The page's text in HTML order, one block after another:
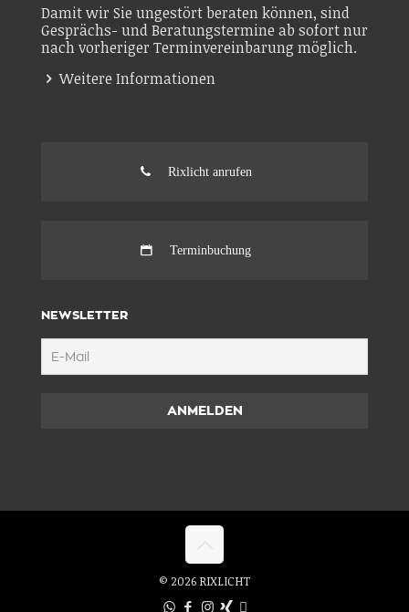
Damit wir Sie ungestört beraten können, sind
Gesprächs- und Beratungstermine ab sofort nur
nach vorheriger Terminvereinbarung möglich.
Weitere Informationen
Rixlicht anrufen
Terminbuchung
NEWSLETTER
© 2026 RIXLICHT